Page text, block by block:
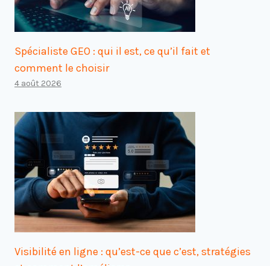
Spécialiste GEO : qui il est, ce qu’il fait et
comment le choisir
4 août 2026
Visibilité en ligne : qu’est-ce que c’est, stratégies